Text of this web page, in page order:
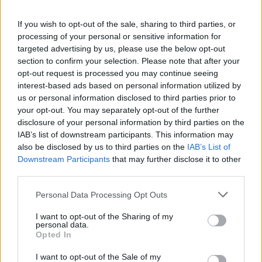
If you wish to opt-out of the sale, sharing to third parties, or
processing of your personal or sensitive information for
targeted advertising by us, please use the below opt-out
section to confirm your selection. Please note that after your
opt-out request is processed you may continue seeing
interest-based ads based on personal information utilized by
us or personal information disclosed to third parties prior to
your opt-out. You may separately opt-out of the further
disclosure of your personal information by third parties on the
IAB’s list of downstream participants. This information may
also be disclosed by us to third parties on the IAB’s List of
Downstream Participants that may further disclose it to other
Personal Data Processing Opt Outs
I want to opt-out of the Sharing of my
personal data.
Opted In
I want to opt-out of the Sale of my
“Po ngrihet një ministri
paralele e Shëndetësisë”/
Këlliçi: Projektligji i
shtatorit i hap rrugë
monopolit, SPAK të
ndërhyjë
Video/ Shpërthimi në një
minibus në periferi të
Damaskut lë 2 të vdekur
dhe 13 të plagosur
Infermierja shqiptare në
Itali shpërthen në lot në
protestë: Pacientët
detyrohen të kërkojnë
Video/ Dy të vrarë dhe 13
të plagosur nga
shpërthimi i një minibusi